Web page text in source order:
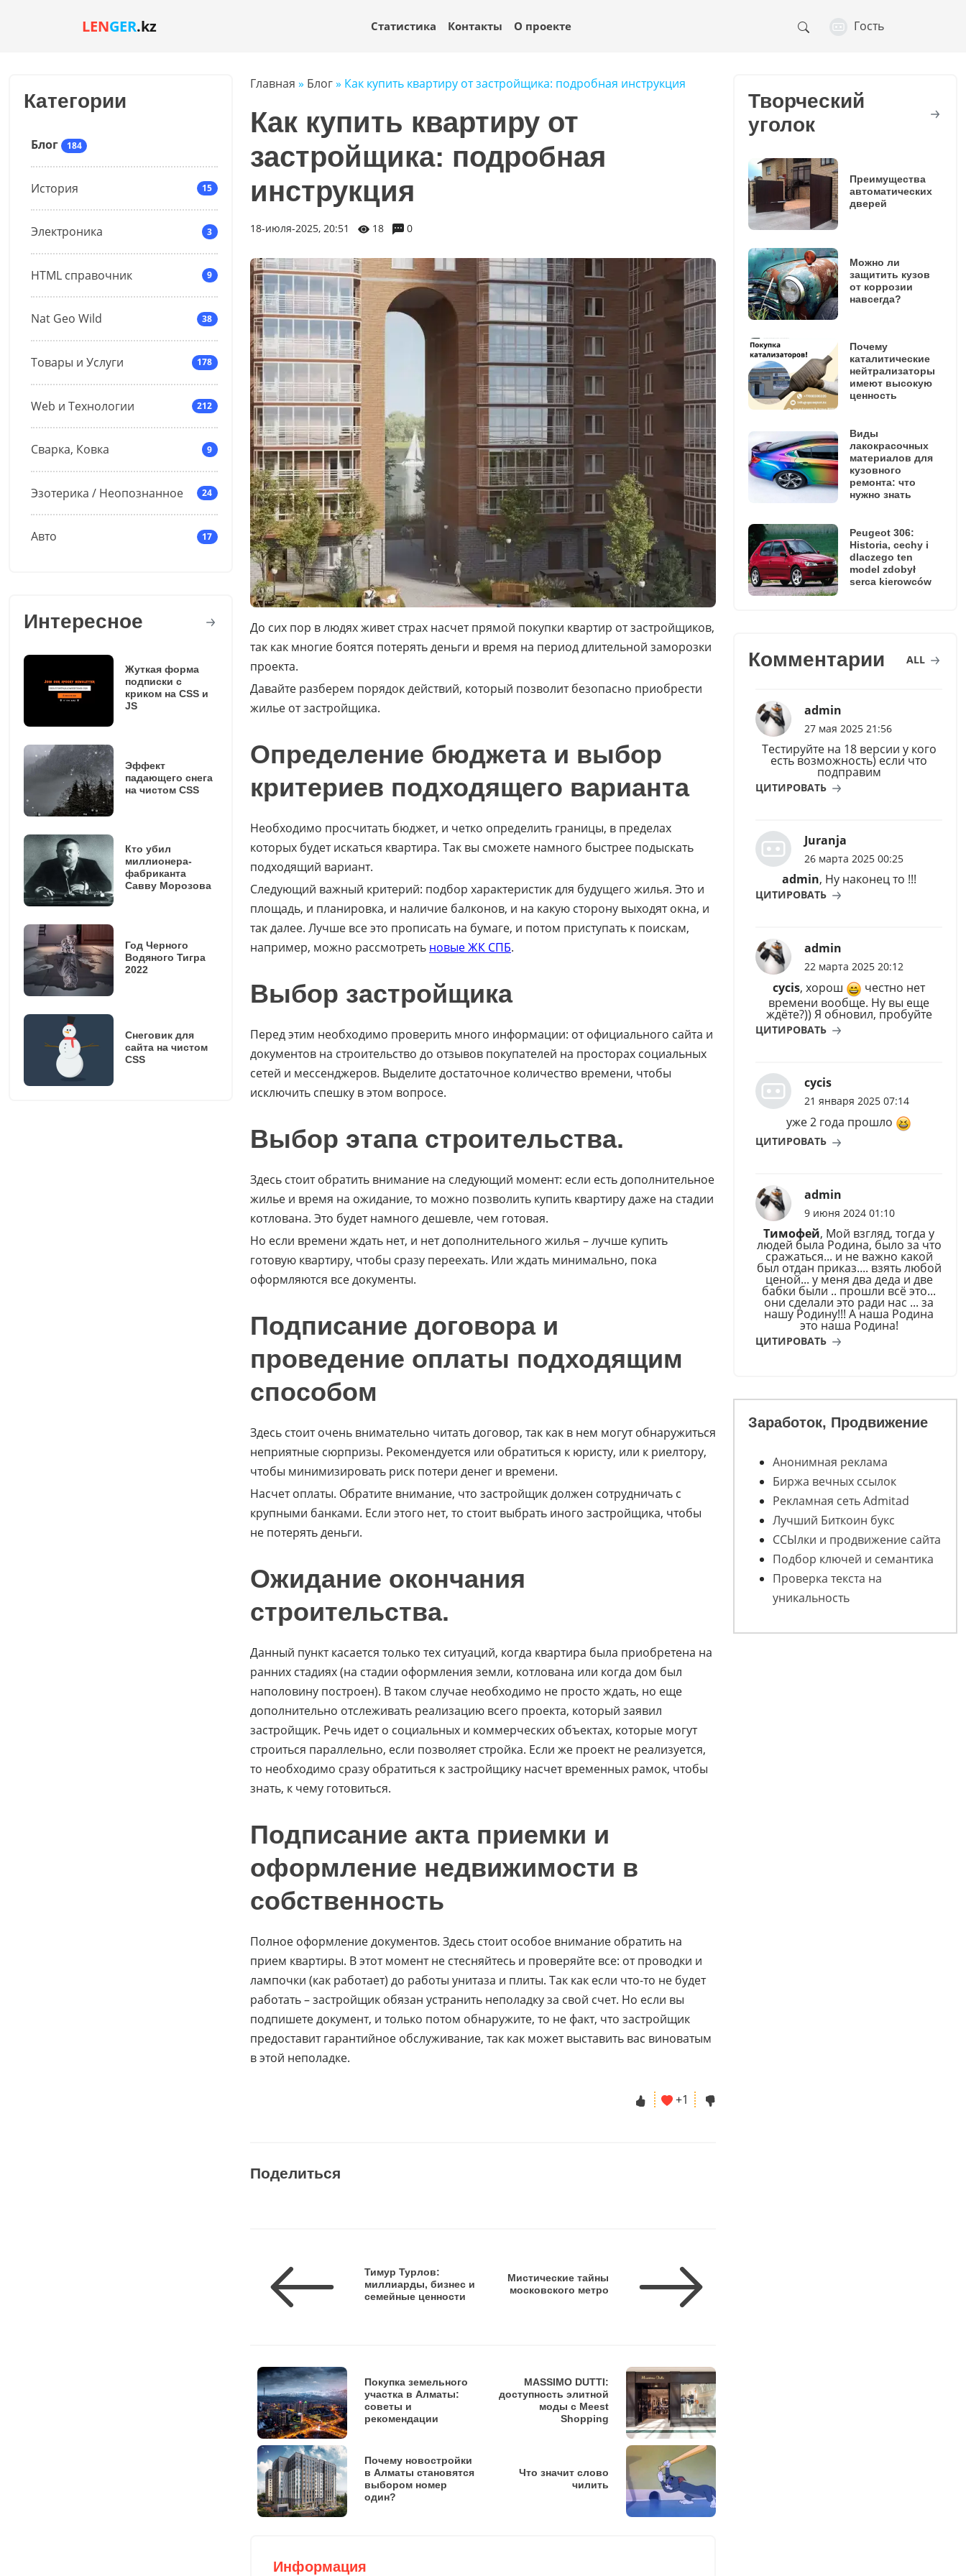
LENGER.kz Гость
Статистика Контакты О проекте
Категории
Блог 184
История 15
Электроника 3
HTML справочник 9
Nat Geo Wild 38
Товары и Услуги 178
Web и Технологии 212
Сварка, Ковка 9
Эзотерика / Неопознанное 24
Авто 17
Интересное
Жуткая форма
подписки с
криком на CSS и
JS
Эффект
падающего снега
на чистом CSS
Кто убил
миллионера-
фабриканта
Савву Морозова
Год Черного
Водяного Тигра
2022
Снеговик для
сайта на чистом
CSS
Главная » Блог» Как купить квартиру от застройщика: подробная инструкция
Как купить квартиру от
застройщика: подробная
инструкция
18-июля-2025, 20:51 18 0
До сих пор в людях живет страх насчет прямой покупки квартир от застройщиков,
так как многие боятся потерять деньги и время на период длительной заморозки
проекта.
Давайте разберем порядок действий, который позволит безопасно приобрести
жилье от застройщика.
Определение бюджета и выбор
критериев подходящего варианта
Необходимо просчитать бюджет, и четко определить границы, в пределах
которых будет искаться квартира. Так вы сможете намного быстрее подыскать
подходящий вариант.
Следующий важный критерий: подбор характеристик для будущего жилья. Это и
площадь, и планировка, и наличие балконов, и на какую сторону выходят окна, и
так далее. Лучше все это прописать на бумаге, и потом приступать к поискам,
например, можно рассмотреть новые ЖК СПБ.
Выбор застройщика
Перед этим необходимо проверить много информации: от официального сайта и
документов на строительство до отзывов покупателей на просторах социальных
сетей и мессенджеров. Выделите достаточное количество времени, чтобы
исключить спешку в этом вопросе.
Выбор этапа строительства.
Здесь стоит обратить внимание на следующий момент: если есть дополнительное
жилье и время на ожидание, то можно позволить купить квартиру даже на стадии
котлована. Это будет намного дешевле, чем готовая.
Но если времени ждать нет, и нет дополнительного жилья – лучше купить
готовую квартиру, чтобы сразу переехать. Или ждать минимально, пока
оформляются все документы.
Подписание договора и
проведение оплаты подходящим
способом
Здесь стоит очень внимательно читать договор, так как в нем могут обнаружиться
неприятные сюрпризы. Рекомендуется или обратиться к юристу, или к риелтору,
чтобы минимизировать риск потери денег и времени.
Насчет оплаты. Обратите внимание, что застройщик должен сотрудничать с
крупными банками. Если этого нет, то стоит выбрать иного застройщика, чтобы
не потерять деньги.
Ожидание окончания
строительства.
Данный пункт касается только тех ситуаций, когда квартира была приобретена на
ранних стадиях (на стадии оформления земли, котлована или когда дом был
наполовину построен). В таком случае необходимо не просто ждать, но еще
дополнительно отслеживать реализацию всего проекта, который заявил
застройщик. Речь идет о социальных и коммерческих объектах, которые могут
строиться параллельно, если позволяет стройка. Если же проект не реализуется,
то необходимо сразу обратиться к застройщику насчет временных рамок, чтобы
знать, к чему готовиться.
Подписание акта приемки и
оформление недвижимости в
собственность
Полное оформление документов. Здесь стоит особое внимание обратить на
прием квартиры. В этот момент не стесняйтесь и проверяйте все: от проводки и
лампочки (как работает) до работы унитаза и плиты. Так как если что-то не будет
работать – застройщик обязан устранить неполадку за свой счет. Но если вы
подпишете документ, и только потом обнаружите, то не факт, что застройщик
предоставит гарантийное обслуживание, так как может выставить вас виноватым
в этой неполадке.
+1
Поделиться
Тимур Турлов:
миллиарды, бизнес и
семейные ценности
Мистические тайны
московского метро
Покупка земельного
участка в Алматы:
советы и
рекомендации
Почему новостройки
в Алматы становятся
выбором номер
один?
MASSIMO DUTTI:
доступность элитной
моды с Meest
Shopping
Что значит слово
чилить
Информация
Творческий
уголок
Преимущества
автоматических
дверей
Можно ли
защитить кузов
от коррозии
навсегда?
Почему
каталитические
нейтрализаторы
имеют высокую
ценность
Виды
лакокрасочных
материалов для
кузовного
ремонта: что
нужно знать
Peugeot 306:
Historia, cechy i
dlaczego ten
model zdobył
serca kierowców
Комментарии ALL
admin
27 мая 2025 21:56
Тестируйте на 18 версии у кого
есть возможность) если что
подправим
ЦИТИРОВАТЬ
Juranja
26 марта 2025 00:25
admin, Ну наконец то !!!
ЦИТИРОВАТЬ
admin
22 марта 2025 20:12
cycis, хорош
честно нет
времени вообще. Ну вы еще
ждёте?)) Я обновил, пробуйте
ЦИТИРОВАТЬ
cycis
21 января 2025 07:14
уже 2 года прошло
ЦИТИРОВАТЬ
admin
9 июня 2024 01:10
Тимофей, Мой взгляд, тогда у
людей была Родина, было за что
сражаться... и не важно какой
был отдан приказ.... взять любой
ценой... у меня два деда и две
бабки были .. прошли всё это...
они сделали это ради нас ... за
нашу Родину!!! А наша Родина
это наша Родина!
ЦИТИРОВАТЬ
Заработок, Продвижение
Анонимная реклама
Биржа вечных ссылок
Рекламная сеть Admitad
Лучший Биткоин букс
ССЫлки и продвижение сайта
Подбор ключей и семантика
Проверка текста на
уникальность